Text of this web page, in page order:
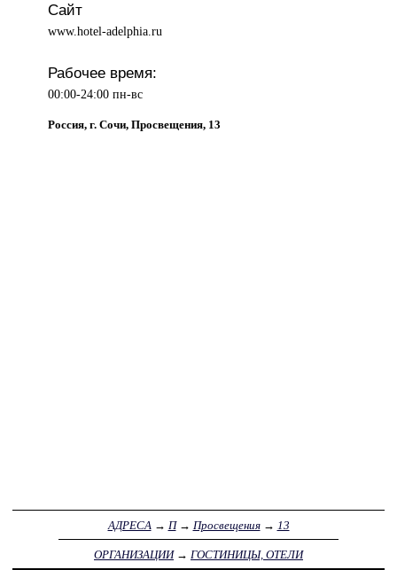
Сайт
www.hotel-adelphia.ru
Рабочее время:
00:00-24:00 пн-вс
Россия, г. Сочи, Просвещения, 13
АДРЕСА → П→ Просвещения→ 13
ОРГАНИЗАЦИИ→ ГОСТИНИЦЫ, ОТЕЛИ